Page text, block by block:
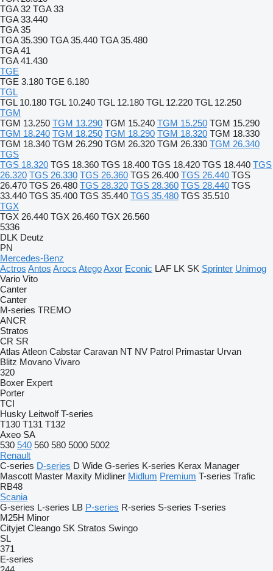
TGA 32 TGA 33
TGA 33.440
TGA 35
TGA 35.390 TGA 35.440 TGA 35.480
TGA 41
TGA 41.430
TGE
TGE 3.180 TGE 6.180
TGL
TGL 10.180 TGL 10.240 TGL 12.180 TGL 12.220 TGL 12.250
TGM
TGM 13.250 TGM 13.290 TGM 15.240 TGM 15.250 TGM 15.290
TGM 18.240 TGM 18.250 TGM 18.290 TGM 18.320 TGM 18.330
TGM 18.340 TGM 26.290 TGM 26.320 TGM 26.330 TGM 26.340
TGS
TGS 18.320 TGS 18.360 TGS 18.400 TGS 18.420 TGS 18.440 TGS
26.320 TGS 26.330 TGS 26.360 TGS 26.400 TGS 26.440 TGS
26.470 TGS 26.480 TGS 28.320 TGS 28.360 TGS 28.440 TGS
33.440 TGS 35.400 TGS 35.440 TGS 35.480 TGS 35.510
TGX
TGX 26.440 TGX 26.460 TGX 26.560
5336
DLK Deutz
PN
Mercedes-Benz
Actros Antos Arocs AtegoAxor Econic LAF LK SK Sprinter Unimog
Vario Vito
Canter
Canter
M-series TREMO
ANCR
Stratos
CR SR
Atlas Atleon Cabstar Caravan NT NV Patrol Primastar Urvan
Blitz Movano Vivaro
320
Boxer Expert
Porter
TCI
Husky Leitwolf T-series
T130 T131 T132
Axeo SA
530 540 560 580 5000 5002
Renault
C-series D-series D Wide G-series K-series Kerax Manager
Mascott Master Maxity Midliner Midlum Premium T-series Trafic
RB48
Scania
G-series L-series LB P-series R-series S-series T-series
M25H Minor
Cityjet Cleango SK Stratos Swingo
SL
371
E-series